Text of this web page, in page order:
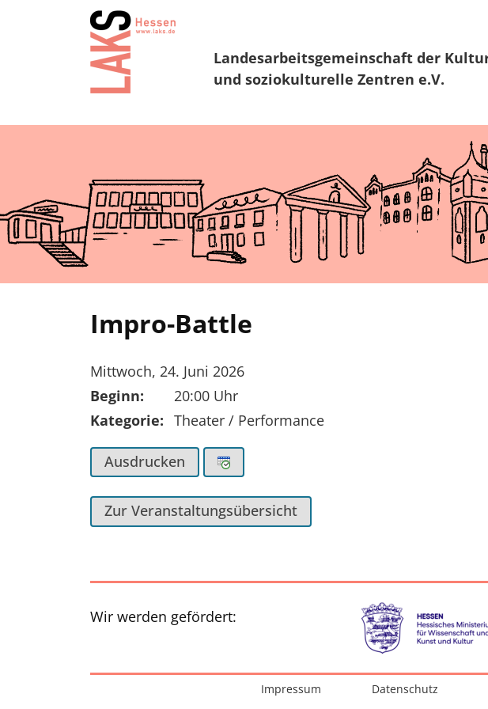
Landesarbeitsgemeinschaft der
und soziokulturelle Zentren e.V.
Impro-Battle
Tag der Veranstaltung:
Mittwoch, 24. Juni 2026
Beginn:
20:00 Uhr
Kategorie: Theater / Performance
Ausdrucken
Zur Veranstaltungsübersicht
Wir werden gefördert:
Interessante SeitenImpressum Datenschutz